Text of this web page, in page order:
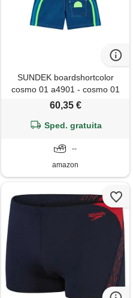
SUNDEK boardshortcolor
cosmo 01 a4901 - cosmo 01
8 years
60,35 €
Sped. gratuita
--
amazon